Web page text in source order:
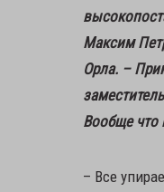
Максим
Орла. –
Вообще что
– Все